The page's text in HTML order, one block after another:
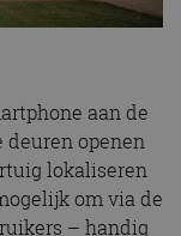
aan de
deuren openen
lokaliseren
om via de
– handig